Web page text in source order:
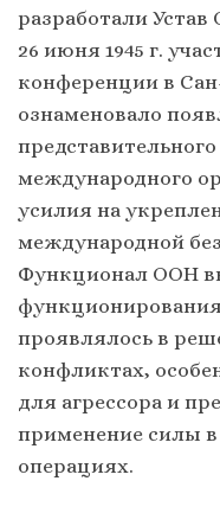
разработали
26 июня 1945 г.
конференции в
ознаменовало
международного
усилия на
международной
Функционал ООН
проявлялось в
конфликтах,
для агрессора и
применение силы
операциях.